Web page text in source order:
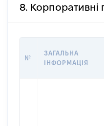
8. Корпоративні
№
ЗАГАЛЬНА
ІНФОРМАЦІЯ